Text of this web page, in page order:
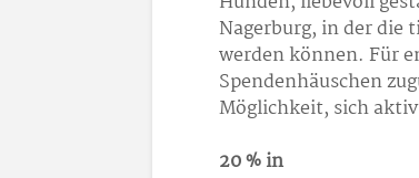
Nagerburg, in der die
werden können. Für
Spendenhäuschen
Möglichkeit, sich
20 % in